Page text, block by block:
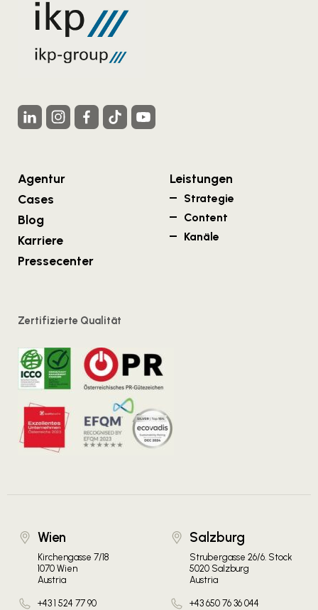
Agentur
Cases
Blog
Karriere
Pressecenter
Leistungen
Strategie
Content
Kanäle
Zertifizierte Qualität
Wien
Kirchengasse 7/18
1070 Wien
Austria
+43 1 524 77 90
Salzburg
Strubergasse 26/6. Stock
5020 Salzburg
Austria
+43 650 76 36 044